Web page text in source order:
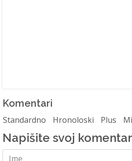
Komentari
Standardno Hronoloski Plus
Napišite svoj